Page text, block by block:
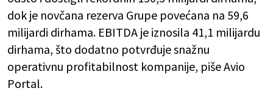
dok je novčana rezerva Grupe povećana na 59,6
milijardi dirhama. EBITDA je iznosila 41,1 milijardu
dirhama, što dodatno potvrđuje snažnu
operativnu profitabilnost kompanije, piše Avio
Portal.